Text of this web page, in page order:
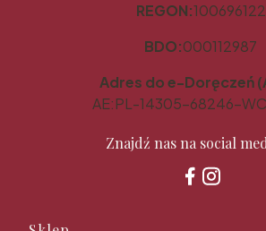
REGON:100696122
BDO:000112987
Adres do e-Doręczeń
AE:PL-14305-68246-
Znajdź nas na social